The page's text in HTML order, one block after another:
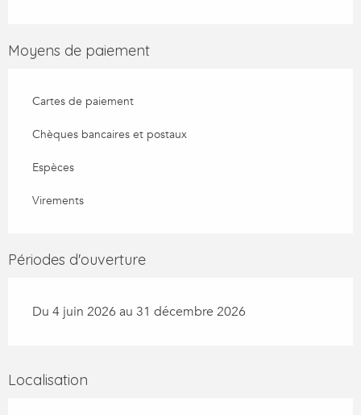
Moyens de paiement
Cartes de paiement
Chèques bancaires et postaux
Espèces
Virements
Périodes d'ouverture
Du 4 juin 2026 au 31 décembre 2026
Localisation